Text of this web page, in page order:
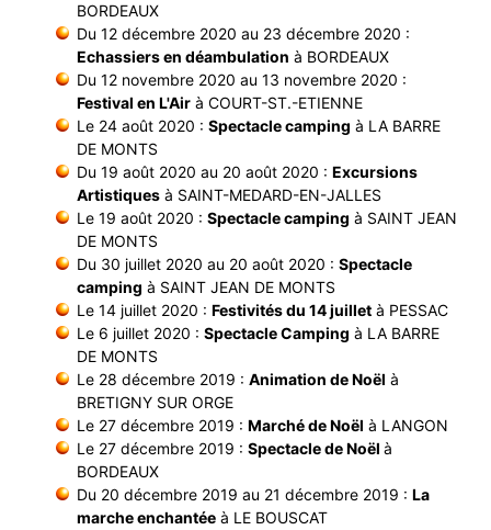
BORDEAUX
Du 12 décembre 2020 au 23 décembre 2020 :
Echassiers en déambulation à BORDEAUX
Du 12 novembre 2020 au 13 novembre 2020 :
Festival en L'Air à COURT-ST.-ETIENNE
Le 24 août 2020 : Spectacle camping à LA BARRE
DE MONTS
Du 19 août 2020 au 20 août 2020 : Excursions
Artistiques à SAINT-MEDARD-EN-JALLES
Le 19 août 2020 : Spectacle camping à SAINT JEAN
DE MONTS
Du 30 juillet 2020 au 20 août 2020 : Spectacle
camping à SAINT JEAN DE MONTS
Le 14 juillet 2020 : Festivités du 14 juillet à PESSAC
Le 6 juillet 2020 : Spectacle Camping à LA BARRE
DE MONTS
Le 28 décembre 2019 : Animation de Noël à
BRETIGNY SUR ORGE
Le 27 décembre 2019 : Marché de Noël à LANGON
Le 27 décembre 2019 : Spectacle de Noël à
BORDEAUX
Du 20 décembre 2019 au 21 décembre 2019 : La
marche enchantée à LE BOUSCAT